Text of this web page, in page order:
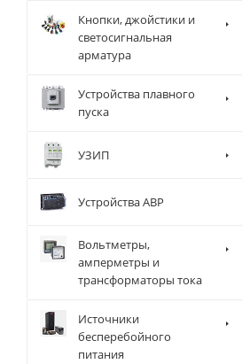
Кнопки, джойстики и
светосигнальная
арматура
Устройства плавного
пуска
УЗИП
Устройства АВР
Вольтметры,
амперметры и
трансформаторы тока
Источники
бесперебойного
питания